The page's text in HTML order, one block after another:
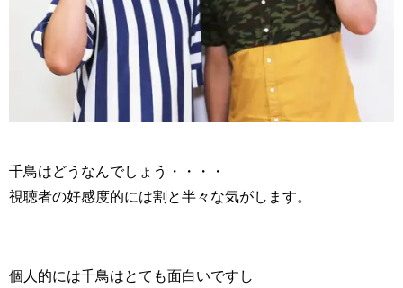
千鳥はどうなんでしょう・・・・
視聴者の好感度的には割と半々な気がします。
個人的には千鳥はとても面白いですし